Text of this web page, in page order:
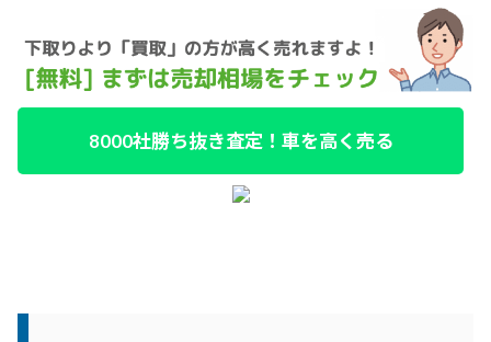
8000社勝ち抜き査定！車を高く売る